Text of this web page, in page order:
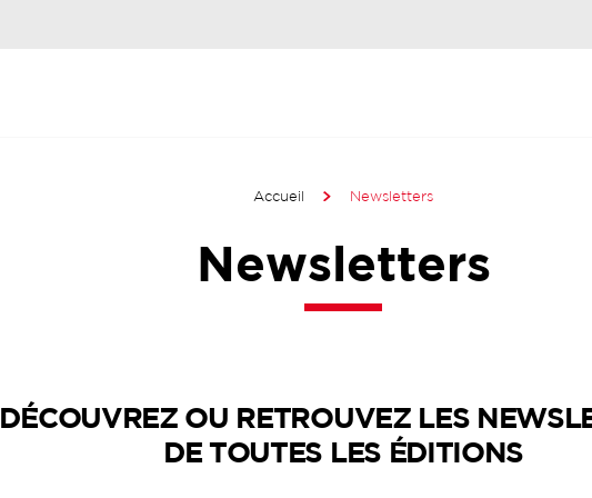
Accueil Newsletters
Newsletters
DÉCOUVREZ OU RETROUVEZ LES
DE TOUTES LES ÉDITIONS